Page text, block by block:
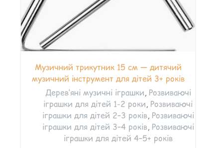
Музичний трикутник 15 см — дитячий
музичний інструмент для дітей 3+ років
Дерев’яні музичні іграшки, Розвиваючі
іграшки для дітей 1-2 роки, Розвиваючі
іграшки для дітей 2–3 років, Розвиваючі
іграшки для дітей 3–4 років, Розвиваючі
іграшки для дітей 4–5+ років